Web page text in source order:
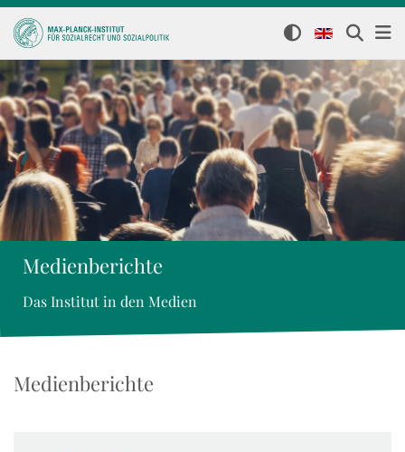
Medienberichte
Das Institut in den Medien
Medienberichte